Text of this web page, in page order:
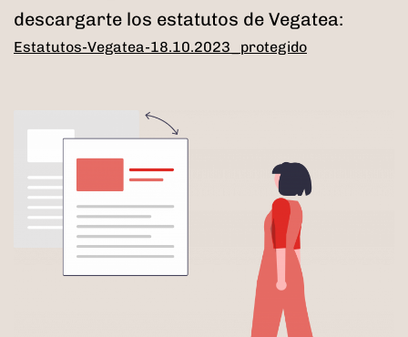
descargarte los estatutos de Vegatea:
Estatutos-Vegatea-18.10.2023_protegido